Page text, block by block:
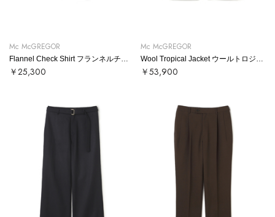
Mc McGREGOR
￥25,300
Mc McGREGOR
￥53,900